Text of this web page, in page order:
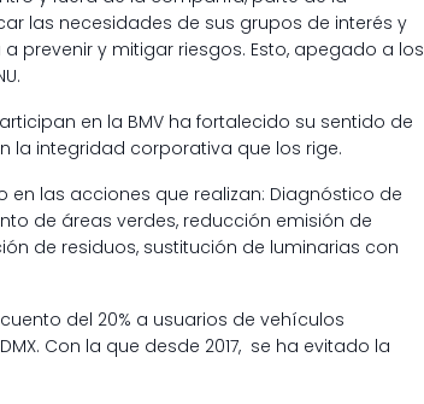
las necesidades de sus grupos de interés y
prevenir y mitigar riesgos. Esto, apegado a los
en la BMV ha fortalecido su sentido de
la integridad corporativa que los rige.
las acciones que realizan: Diagnóstico de
de áreas verdes, reducción emisión de
de residuos, sustitución de luminarias con
del 20% a usuarios de vehículos
Con la que desde 2017, se ha evitado la